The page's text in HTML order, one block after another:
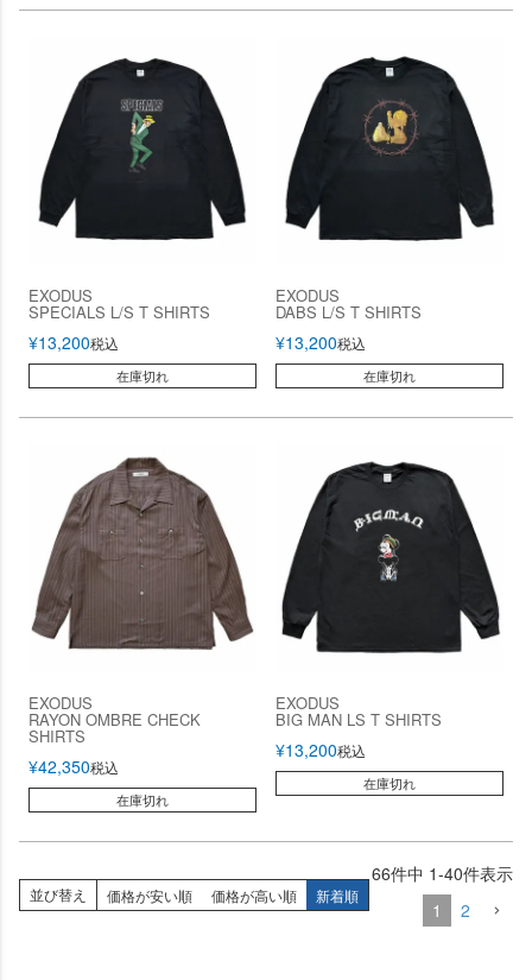
EXODUS
SPECIALS L/S T SHIRTS
¥13,200税込
在庫切れ
EXODUS
DABS L/S T SHIRTS
¥13,200税込
在庫切れ
EXODUS
RAYON OMBRE CHECK
SHIRTS
¥42,350税込
在庫切れ
EXODUS
BIG MAN LS T SHIRTS
¥13,200税込
在庫切れ
並び替え 価格が安い順 価格が高い順 新着順
66件中 1-40件表示
1
2